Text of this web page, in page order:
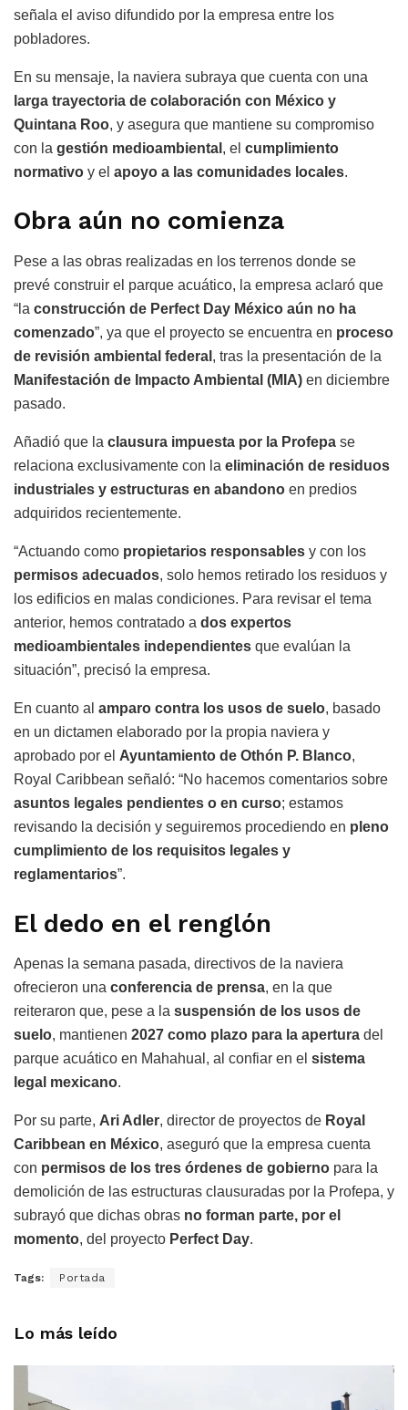
señala el aviso difundido por la empresa entre los
pobladores.
En su mensaje, la naviera subraya que cuenta con una
larga trayectoria de colaboración con México y
Quintana Roo, y asegura que mantiene su compromiso
con la gestión medioambiental , el cumplimiento
normativo y el apoyo a las comunidades locales.
Obra aún no comienza
Pese a las obras realizadas en los terrenos donde se
prevé construir el parque acuático, la empresa aclaró que
“la construcción de Perfect Day México aún no ha
comenzado”, ya que el proyecto se encuentra en proceso
de revisión ambiental federal , tras la presentación de la
Manifestación de Impacto Ambiental (MIA) en diciembre
pasado.
Añadió que la clausura impuesta por la Profepa se
relaciona exclusivamente con la eliminación de residuos
industriales y estructuras en abandono en predios
adquiridos recientemente.
“Actuando como propietarios responsables y con los
permisos adecuados, solo hemos retirado los residuos y
los edificios en malas condiciones. Para revisar el tema
anterior, hemos contratado a dos expertos
medioambientales independientes que evalúan la
situación”, precisó la empresa.
En cuanto al amparo contra los usos de suelo, basado
en un dictamen elaborado por la propia naviera y
aprobado por el Ayuntamiento de Othón P. Blanco,
Royal Caribbean señaló: “No hacemos comentarios sobre
asuntos legales pendientes o en curso; estamos
revisando la decisión y seguiremos procediendo en pleno
cumplimiento de los requisitos legales y
reglamentarios”.
El dedo en el renglón
Apenas la semana pasada, directivos de la naviera
ofrecieron una conferencia de prensa, en la que
reiteraron que, pese a la suspensión de los usos de
suelo, mantienen 2027 como plazo para la apertura del
parque acuático en Mahahual, al confiar en el sistema
legal mexicano.
Por su parte, Ari Adler, director de proyectos de Royal
Caribbean en México, aseguró que la empresa cuenta
con permisos de los tres órdenes de gobierno para la
demolición de las estructuras clausuradas por la Profepa, y
subrayó que dichas obras no forman parte, por el
momento, del proyecto Perfect Day.
Tags: Portada
Lo más leído